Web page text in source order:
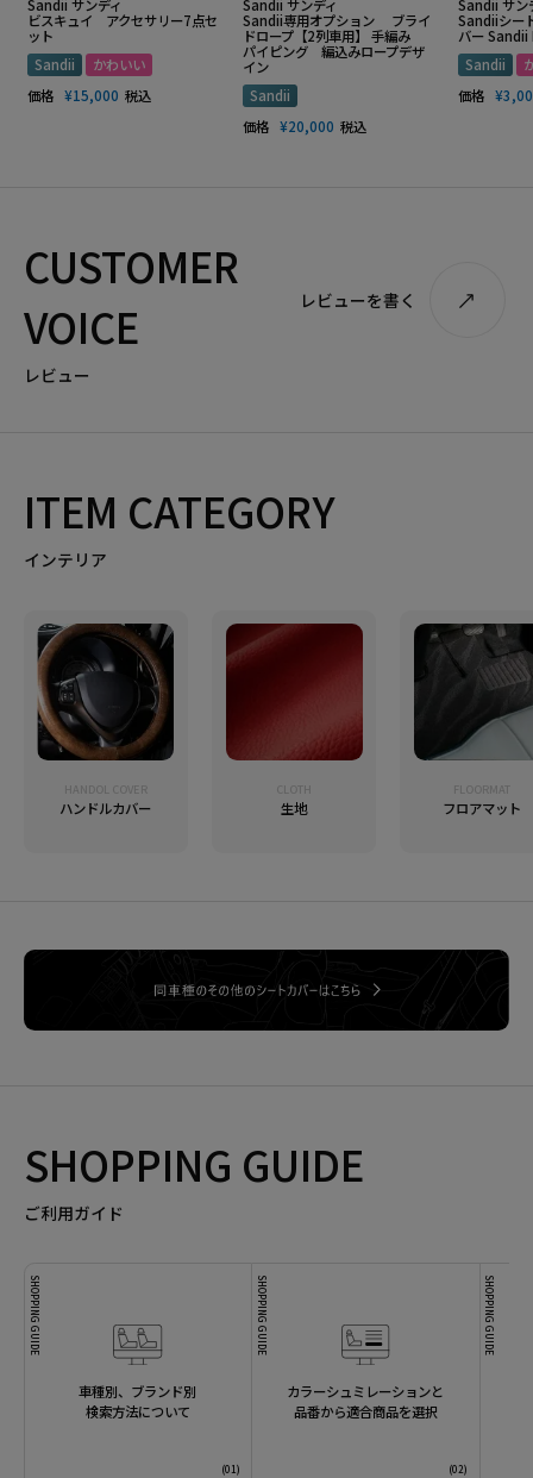
Sandii サンディ
ビスキュイ アクセサリー7点セ
ット
Sandii
かわいい
価格 ¥15,000 税込
Sandii サンディ
Sandii専用オプション ブライ
ドロープ【2列車用】 手編み
パイピング 編込みロープデザ
イン
Sandii
価格 ¥20,000 税込
Sandii サン
Sandiiシー
バー
Sandii
価格 ¥
CUSTOMER
VOICE
レビュー
レビューを書く
ITEM CATEGORY
インテリア
HANDOL COVER
ハンドルカバー
CLOTH
生地
FLOORMAT
フロアマット
SHOPPING GUIDE
ご利用ガイド
SHOPPING GUIDE
車種別、ブランド別
検索方法について
SHOPPING GUIDE
カラーシュミレーションと
品番から適合商品を選択
SHOPPING GUIDE